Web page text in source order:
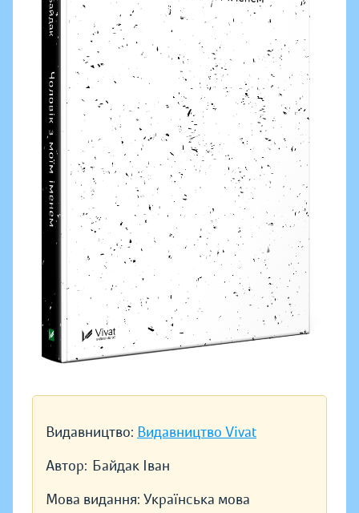
Видавництво: Видавництво Vivat
Автор: Байдак Іван
Мова видання: Українська мова